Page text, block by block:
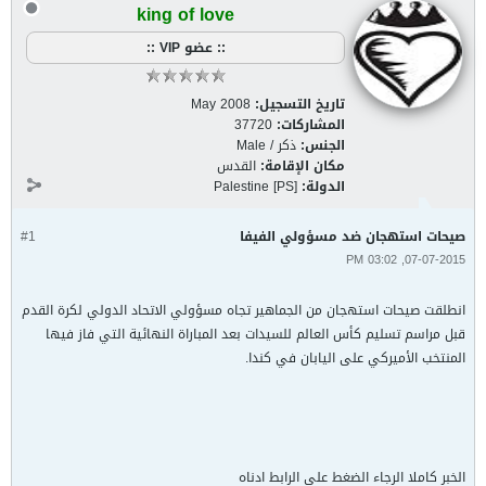
king of love
:: عضو VIP ::
تاريخ التسجيل: May 2008
المشاركات: 37720
الجنس: ذكر / Male
مكان الإقامة: القدس
الدولة: Palestine [PS]
#1 صيحات استهجان ضد مسؤولي الفيفا
07-07-2015, 03:02 PM
انطلقت صيحات استهجان من الجماهير تجاه مسؤولي الاتحاد الدولي لكرة القدم
قبل مراسم تسليم كأس العالم للسيدات بعد المباراة النهائية التي فاز فيها
المنتخب الأميركي على اليابان في كندا.
الخبر كاملا الرجاء الضغط على الرابط ادناه